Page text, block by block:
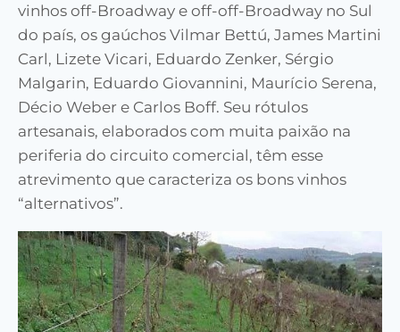
vinhos off-Broadway e off-off-Broadway no Sul
do país, os gaúchos Vilmar Bettú, James Martini
Carl, Lizete Vicari, Eduardo Zenker, Sérgio
Malgarin, Eduardo Giovannini, Maurício Serena,
Décio Weber e Carlos Boff. Seu rótulos
artesanais, elaborados com muita paixão na
periferia do circuito comercial, têm esse
atrevimento que caracteriza os bons vinhos
“alternativos”.